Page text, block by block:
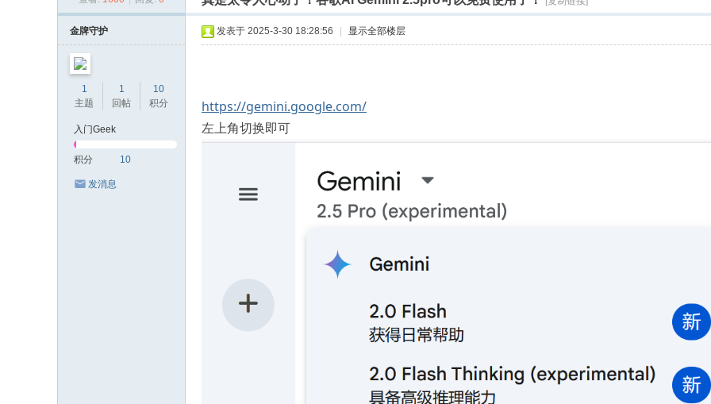
金牌守护
1
主题
1
回帖
10
积分
入门Geek
积分 10
发消息
发表于 2025-3-30 18:28:56 显示全部楼层
https://gemini.google.com/
左上角切换即可